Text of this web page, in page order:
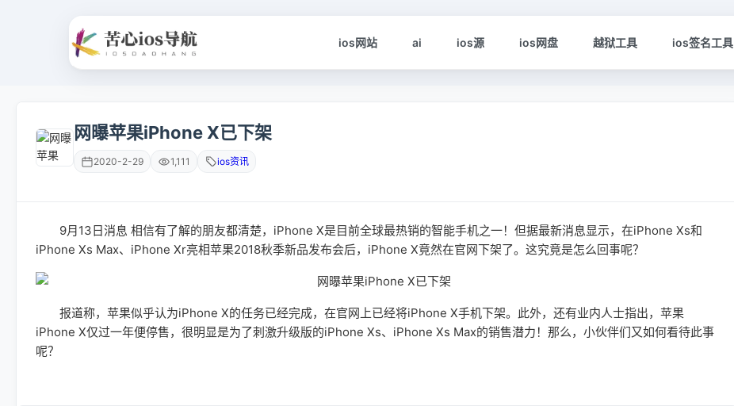
ios网站 ai ios源 ios网盘 越狱工具 ios签名工具
网曝苹果iPhone X已下架
2020-2-29 1,111 ios资讯
9月13日消息 相信有了解的朋友都清楚，iPhone X是目前全球最热销的智能手机之一！但据最新消息显示，在iPhone Xs和
iPhone Xs Max、iPhone Xr亮相苹果2018秋季新品发布会后，iPhone X竟然在官网下架了。这究竟是怎么回事呢？
报道称，苹果似乎认为iPhone X的任务已经完成，在官网上已经将iPhone X手机下架。此外，还有业内人士指出，苹果
iPhone X仅过一年便停售，很明显是为了刺激升级版的iPhone Xs、iPhone Xs Max的销售潜力！那么，小伙伴们又如何看待此事
呢？